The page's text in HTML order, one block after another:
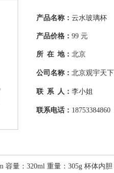
产品名称： 云水玻璃杯
产品价格： 99 元
所 在 地： 北京
公司名称： 北京观宇天下
联 系 人： 李小姐
联系电话： 18753384860
容量：320ml 重量：305g 杯体内